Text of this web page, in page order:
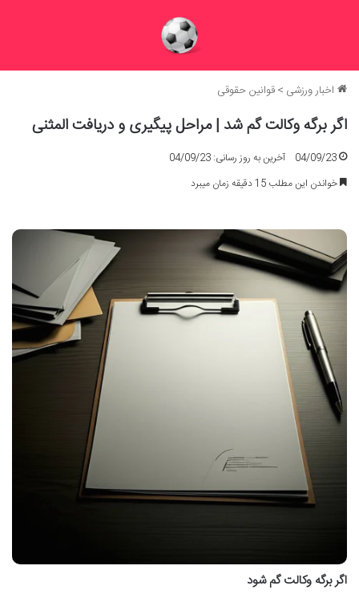
اخبار ورزشی >قوانین حقوقی
اگر برگه وکالت گم شد | مراحل پیگیری و دریافت المثنی
04/09/23
آخرین به روز رسانی: 04/09/23
خواندن این مطلب 15 دقیقه زمان میبرد
اگر برگه وکالت گم شود